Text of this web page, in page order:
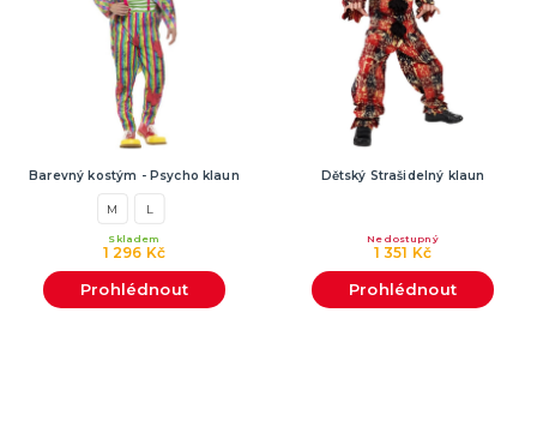
Barevný kostým - Psycho klaun
M L
1 296 Kč
Skladem
Prohlédnout
Dětský Strašidelný klaun
1 351 Kč
Nedostupný
Prohlédnout